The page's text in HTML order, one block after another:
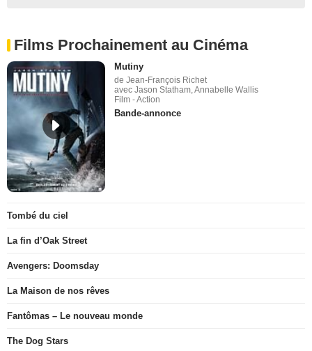
Films Prochainement au Cinéma
Mutiny
de Jean-François Richet
avec Jason Statham, Annabelle Wallis
Film - Action
Bande-annonce
Tombé du ciel
La fin d’Oak Street
Avengers: Doomsday
La Maison de nos rêves
Fantômas – Le nouveau monde
The Dog Stars